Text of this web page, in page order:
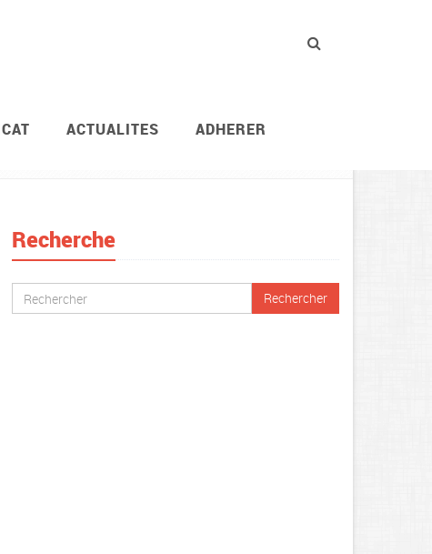
ACTUALITES ADHERER
Recherche